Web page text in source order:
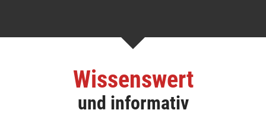
Wissenswert
und informativ